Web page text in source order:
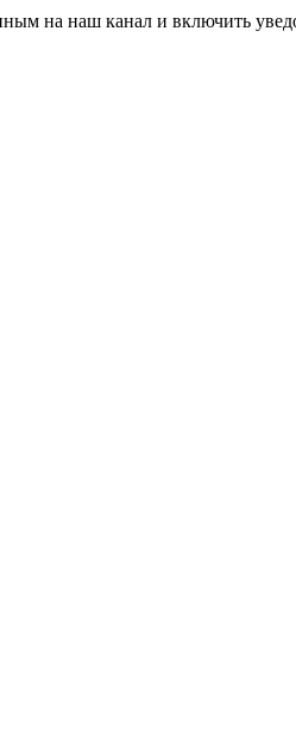
на наш канал и включить